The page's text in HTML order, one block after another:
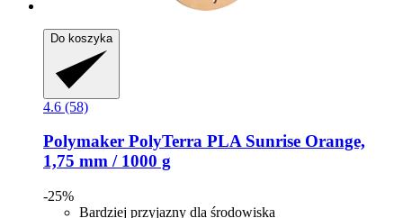
Do koszyka
4.6 (58)
Polymaker PolyTerra PLA Sunrise Orange,
1,75 mm / 1000 g
-25%
Bardziej przyjazny dla środowiska